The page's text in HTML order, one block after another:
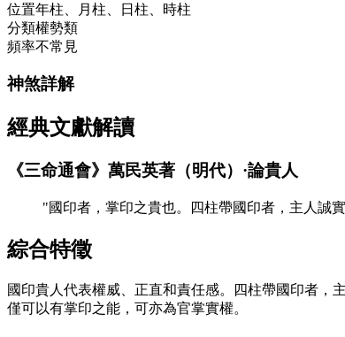
位置年柱、月柱、日柱、時柱
分類權勢類
頻率不常見
神煞詳解
經典文獻解讀
《三命通會》萬民英著（明代）·論貴人
"國印者，掌印之貴也。四柱帶國印者，主人誠
綜合特徵
國印貴人代表權威、正直和責任感。四柱帶國印者，
僅可以有掌印之能，可亦為官掌實權。